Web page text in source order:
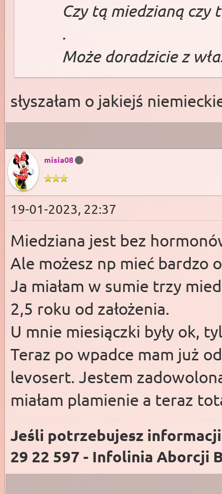
Czy tą miedzianą czy
.
Może doradzicie z
słyszałam o jakiejś
misia08
19-01-2023, 22:37
Miedziana jest bez
Ale możesz np mieć bardzo
Ja miałam w sumie trzy
2,5 roku od założenia.
U mnie miesiączki były ok,
Teraz po wpadce mam już
levosert. Jestem
miałam plamienie a teraz
Jeśli potrzebujesz
29 22 597 - Infolinia Aborcji